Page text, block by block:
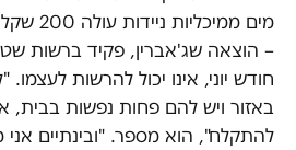
– הוצאה שג'אברין, פקיד ברשות
חודש יוני, אינו יכול להרשות
באזור ויש להם פחות נפשות בבית,
להתקלח", הוא מספר. "ובינתיים